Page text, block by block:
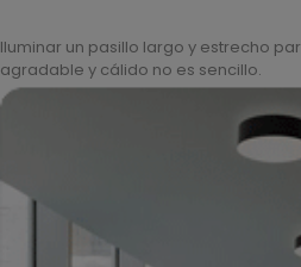
Iluminar un pasillo largo y estrecho
agradable y cálido no es sencillo.